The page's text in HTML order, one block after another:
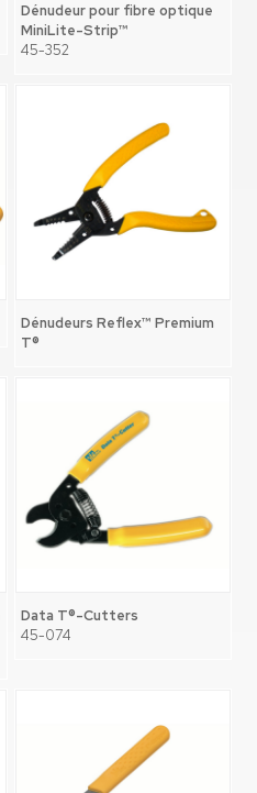
Dénudeur pour fibre optique
MiniLite-Strip™
45-352
Dénudeurs Reflex™ Premium
T®
Data T®-Cutters
45-074